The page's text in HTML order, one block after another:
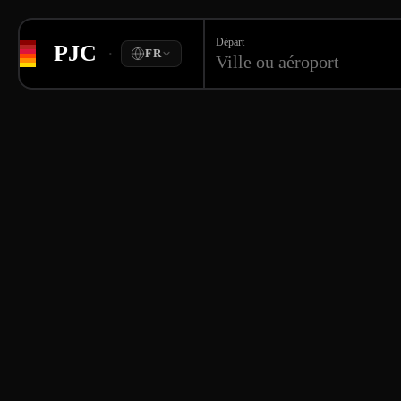
PJC · FR
Départ
Ville ou aéroport